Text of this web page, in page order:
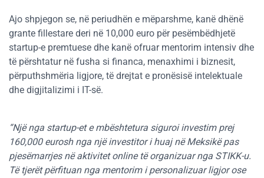
Ajo shpjegon se, në periudhën e mëparshme, kanë dhënë
grante fillestare deri në 10,000 euro për pesëmbëdhjetë
startup-e premtuese dhe kanë ofruar mentorim intensiv dhe
të përshtatur në fusha si financa, menaxhimi i biznesit,
përputhshmëria ligjore, të drejtat e pronësisë intelektuale
dhe digjitalizimi i IT-së.
“Një nga startup-et e mbështetura siguroi investim prej
160,000 eurosh nga një investitor i huaj në Meksikë pas
pjesëmarrjes në aktivitet online të organizuar nga STIKK-u.
Të tjerët përfituan nga mentorim i personalizuar ligjor ose